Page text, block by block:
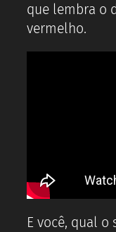
que lembra o
vermelho.
E você, qual